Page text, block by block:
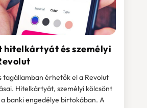
hitelkártyát és személyi
tagállamban érhetők el a Revolut
Hitelkártyát, személyi kölcsönt
banki engedélye birtokában. A